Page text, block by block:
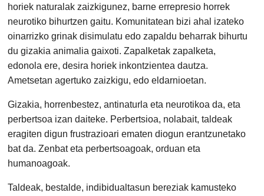
horiek naturalak zaizkigunez, barne errepresio horrek
neurotiko bihurtzen gaitu. Komunitatean bizi ahal izateko
oinarrizko grinak disimulatu edo zapaldu beharrak bihurtu
du gizakia animalia gaixoti. Zapalketak zapalketa,
edonola ere, desira horiek inkontzientea dautza.
Ametsetan agertuko zaizkigu, edo eldarnioetan.
Gizakia, horrenbestez, antinaturla eta neurotikoa da, eta
perbertsoa izan daiteke. Perbertsioa, nolabait, taldeak
eragiten digun frustrazioari ematen diogun erantzunetako
bat da. Zenbat eta perbertsoagoak, orduan eta
humanoagoak.
Taldeak, bestalde, indibidualtasun bereziak kamusteko